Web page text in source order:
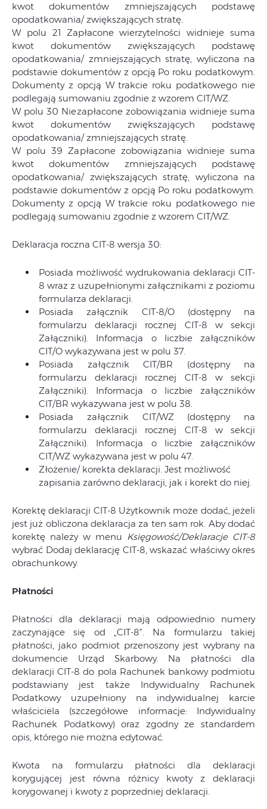
kwot dokumentów zmniejszających podstawę
opodatkowania/ zwiększających stratę.
W polu 21 Zapłacone wierzytelności widnieje suma
kwot dokumentów zwiększających podstawę
opodatkowania/ zmniejszających stratę, wyliczona na
podstawie dokumentów z opcją Po roku podatkowym.
Dokumenty z opcją W trakcie roku podatkowego nie
podlegają sumowaniu zgodnie z wzorem CIT/WZ.
W polu 30 Niezapłacone zobowiązania widnieje suma
kwot dokumentów zwiększających podstawę
opodatkowania/ zmniejszających stratę.
W polu 39 Zapłacone zobowiązania widnieje suma
kwot dokumentów zmniejszających podstawę
opodatkowania/ zwiększających stratę, wyliczona na
podstawie dokumentów z opcją Po roku podatkowym.
Dokumenty z opcją W trakcie roku podatkowego nie
podlegają sumowaniu zgodnie z wzorem CIT/WZ.
Deklaracja roczna CIT-8 wersja 30:
Posiada możliwość wydrukowania deklaracji CIT-
8 wraz z uzupełnionymi załącznikami z poziomu
formularza deklaracji.
Posiada załącznik CIT-8/O (dostępny na
formularzu deklaracji rocznej CIT-8 w sekcji
Załączniki). Informacja o liczbie załączników
CIT/O wykazywana jest w polu 37.
Posiada załącznik CIT/BR (dostępny na
formularzu deklaracji rocznej CIT-8 w sekcji
Załączniki). Informacja o liczbie załączników
CIT/BR wykazywana jest w polu 38.
Posiada załącznik CIT/WZ (dostępny na
formularzu deklaracji rocznej CIT-8 w sekcji
Załączniki). Informacja o liczbie załączników
CIT/WZ wykazywana jest w polu 47.
Złożenie/ korekta deklaracji. Jest możliwość
zapisania zarówno deklaracji, jak i korekt do niej.
Korektę deklaracji CIT-8 Użytkownik może dodać, jeżeli
jest już obliczona deklaracja za ten sam rok. Aby dodać
korektę należy w menu Księgowość/Deklaracje CIT-8
wybrać Dodaj deklarację CIT-8, wskazać właściwy okres
obrachunkowy.
Płatności
Płatności dla deklaracji mają odpowiednio numery
zaczynające się od „CIT-8”. Na formularzu takiej
płatności, jako podmiot przenoszony jest wybrany na
dokumencie Urząd Skarbowy. Na płatności dla
deklaracji CIT-8 do pola Rachunek bankowy podmiotu
podstawiany jest także Indywidualny Rachunek
Podatkowy uzupełniony na indywidualnej karcie
właściciela (szczegółowe informacje: Indywidualny
Rachunek Podatkowy) oraz zgodny ze standardem
opis, którego nie można edytować.
Kwota na formularzu płatności dla deklaracji
korygującej jest równa różnicy kwoty z deklaracji
korygowanej i kwoty z poprzedniej deklaracji.